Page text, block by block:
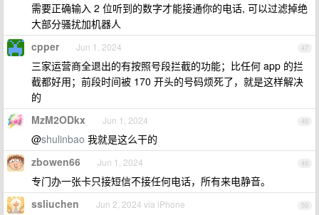
需要正确输入 2 位听到的数字才能接通你的电话, 可以过滤掉绝
大部分骚扰加机器人
47
cpper Jun 1, 2024
三家运营商全退出的有按照号段拦截的功能；比任何 app 的拦
截都好用；前段时间被 170 开头的号码烦死了，就是这样解决
的
48
MzM2ODkx Jun 1, 2024
@shulinbao 我就是这么干的
49
zbowen66 Jun 1, 2024
专门办一张卡只接短信不接任何电话，所有来电静音。
50
ssliuchen Jun 2, 2024 via iPhone